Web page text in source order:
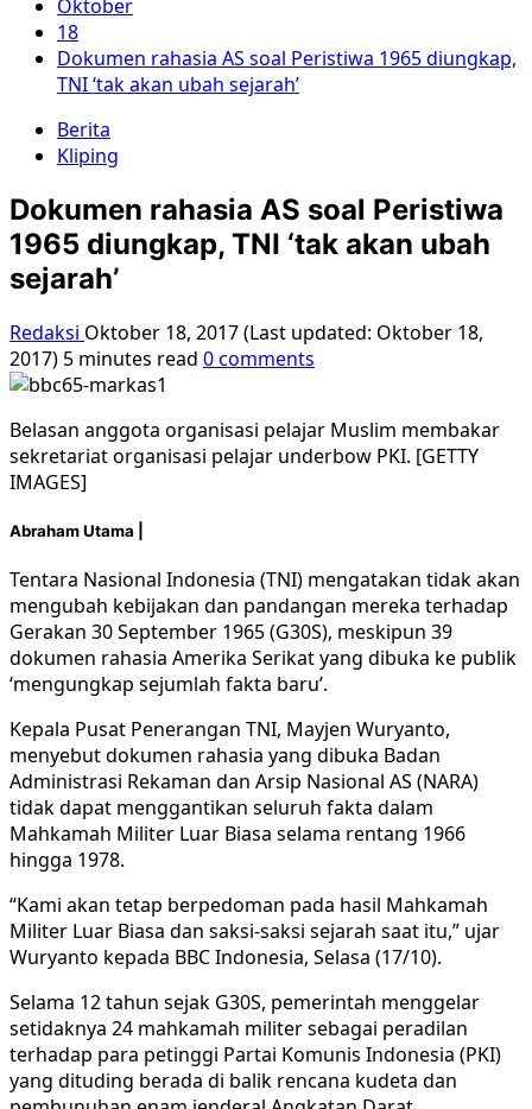
Oktober
18
Dokumen rahasia AS soal Peristiwa 1965 diungkap,
TNI ‘tak akan ubah sejarah’
Berita
Kliping
Dokumen rahasia AS soal Peristiwa
1965 diungkap, TNI ‘tak akan ubah
sejarah’
Redaksi Oktober 18, 2017 (Last updated: Oktober 18,
2017) 5 minutes read 0 comments
Belasan anggota organisasi pelajar Muslim membakar
sekretariat organisasi pelajar underbow PKI. [GETTY
IMAGES]
Abraham Utama |
Tentara Nasional Indonesia (TNI) mengatakan tidak akan
mengubah kebijakan dan pandangan mereka terhadap
Gerakan 30 September 1965 (G30S), meskipun 39
dokumen rahasia Amerika Serikat yang dibuka ke publik
‘mengungkap sejumlah fakta baru’.
Kepala Pusat Penerangan TNI, Mayjen Wuryanto,
menyebut dokumen rahasia yang dibuka Badan
Administrasi Rekaman dan Arsip Nasional AS (NARA)
tidak dapat menggantikan seluruh fakta dalam
Mahkamah Militer Luar Biasa selama rentang 1966
hingga 1978.
“Kami akan tetap berpedoman pada hasil Mahkamah
Militer Luar Biasa dan saksi-saksi sejarah saat itu,” ujar
Wuryanto kepada BBC Indonesia, Selasa (17/10).
Selama 12 tahun sejak G30S, pemerintah menggelar
setidaknya 24 mahkamah militer sebagai peradilan
terhadap para petinggi Partai Komunis Indonesia (PKI)
yang dituding berada di balik rencana kudeta dan